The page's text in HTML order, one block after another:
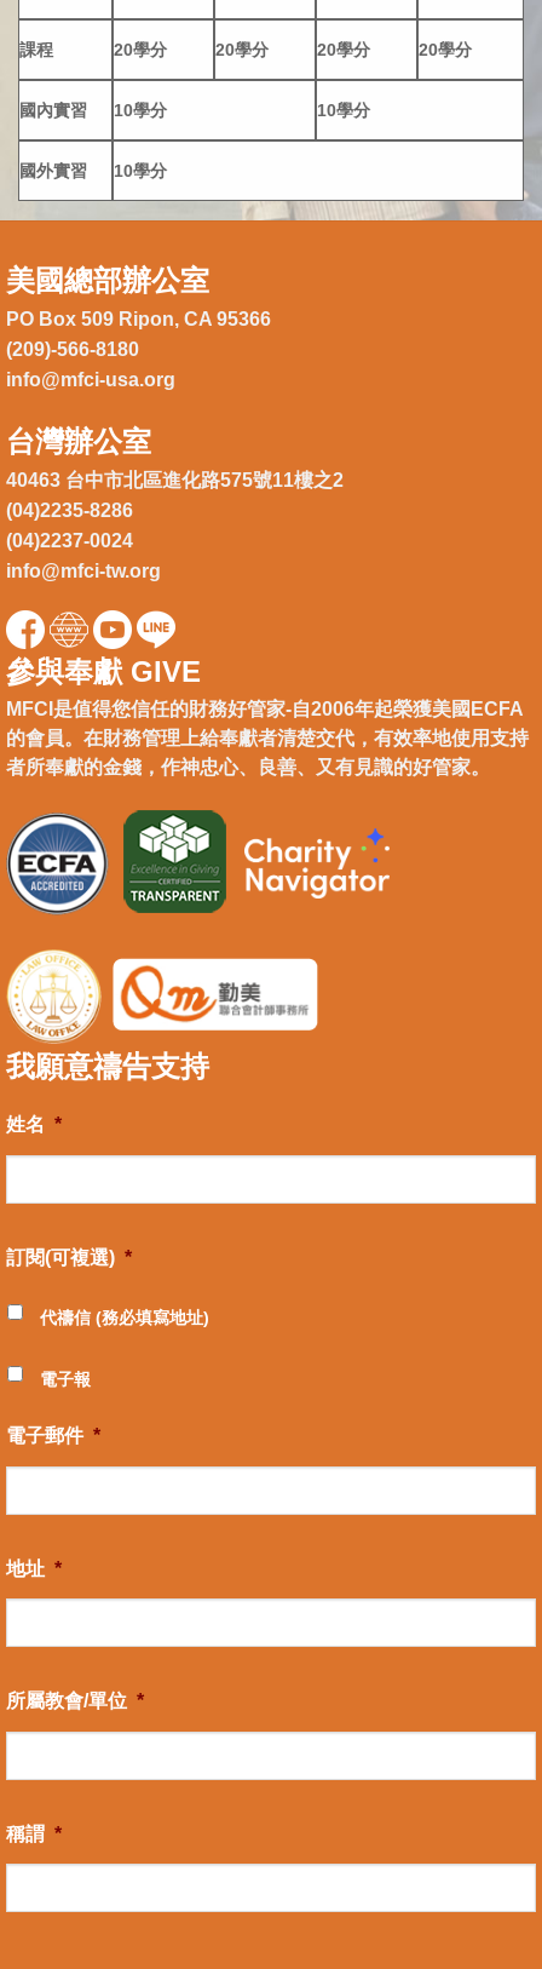
課程 20學分 20學分 20學分 20學分
國內實習 10學分 10學分
國外實習 10學分
美國總部辦公室
PO Box 509 Ripon, CA 95366
(209)-566-8180
info@mfci-usa.org
台灣辦公室
40463 台中市北區進化路575號11樓之2
(04)2235-8286
(04)2237-0024
info@mfci-tw.org
參與奉獻 GIVE
MFCI是值得您信任的財務好管家-自2006年起榮獲美國ECFA
的會員。在財務管理上給奉獻者清楚交代，有效率地使用支持
者所奉獻的金錢，作神忠心、良善、又有見識的好管家。
我願意禱告支持
姓名 *
訂閱(可複選) *
代禱信 (務必填寫地址)
電子報
電子郵件 *
地址 *
所屬教會/單位 *
稱謂 *